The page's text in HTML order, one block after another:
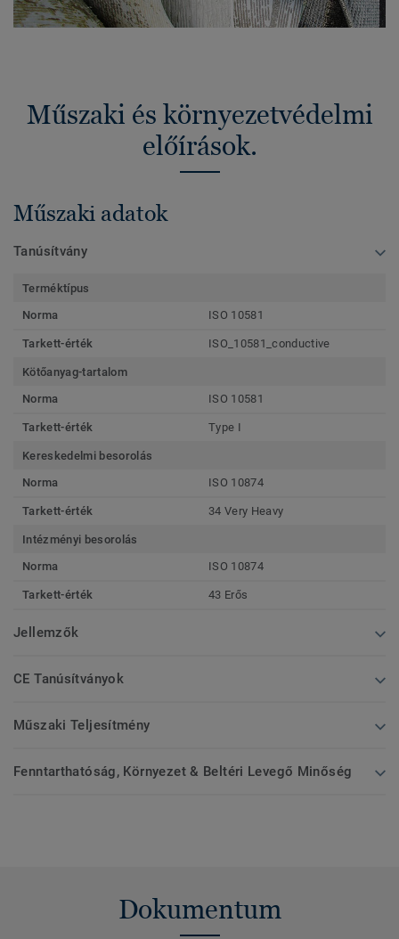
Műszaki és környezetvédelmi
előírások.
Műszaki adatok
Tanúsítvány
Terméktípus
Norma
ISO 10581
Tarkett-érték ISO_10581_conductive
Kötőanyag-tartalom
Norma
ISO 10581
Tarkett-érték Type I
Kereskedelmi besorolás
Norma
ISO 10874
Tarkett-érték 34 Very Heavy
Intézményi besorolás
Norma
ISO 10874
Tarkett-érték 43 Erős
Jellemzők
CE Tanúsítványok
Műszaki Teljesítmény
Fenntarthatóság, Környezet & Beltéri Levegő Minőség
Dokumentum